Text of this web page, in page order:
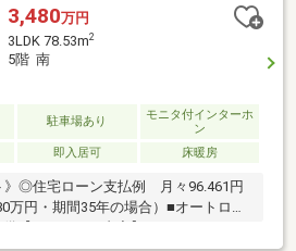
倒だな」をフルサポート致します‐
見たい」「他社でローンを断られた」
まとめて見てみたい」「相談だけして
かり交渉してほしい」「無駄を省きた
ご連絡下さいませ。
3,480万円
3LDK 78.53m2
5階 南
駐車場あり
モニタ付インターホ
ン
即入居可 床暖房
》◎住宅ローン支払例 月々96.461円
万円・期間35年の場合）■オートロッ